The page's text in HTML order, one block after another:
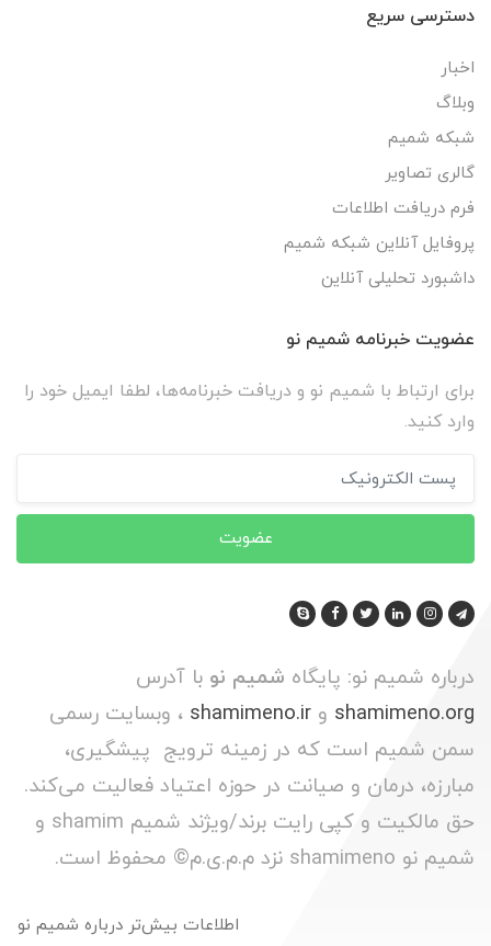
دسترسی سریع
اخبار
وبلاگ
شبکه شمیم
گالری تصاویر
فرم دریافت اطلاعات
پروفایل آنلاین شبکه شمیم
داشبورد تحلیلی آنلاین
عضویت خبرنامه شمیم نو
برای ارتباط با شمیم نو و دریافت خبرنامه‌ها، لطفا ایمیل خود را
وارد کنید.
عضویت
درباره شمیم نو: پایگاه شمیم نو با آدرس
shamimeno.org و shamimeno.ir ، وبسایت رسمی
سمن شمیم است که در زمینه ترویج پیشگیری،
مبارزه، درمان و صیانت در حوزه اعتیاد فعالیت می‌کند.
حق مالکیت و کپی رایت برند/ویژند شمیم shamim و
شمیم نو shamimeno نزد م.م.ی.م© محفوظ است.
اطلاعات بیش‌تر درباره شمیم نو